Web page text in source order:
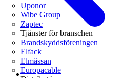
Uponor
Wibe Group
Zaptec
Tjänster för branschen
Brandskyddsföreningen
Elfack
Elmässan
Europacable